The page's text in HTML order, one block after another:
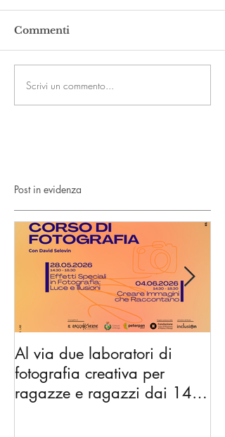
Commenti
Scrivi un commento...
Post in evidenza
Al via due laboratori di
fotografia creativa per
ragazze e ragazzi dai 14 ai